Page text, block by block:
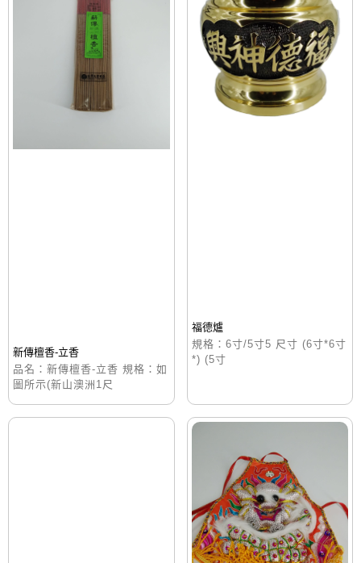
新傳檀香-立香
品名：新傳檀香-立香 規格：如
圖所示(新山澳洲1尺
福德爐
規格：6寸/5寸5 尺寸 (6寸*6寸
*) (5寸